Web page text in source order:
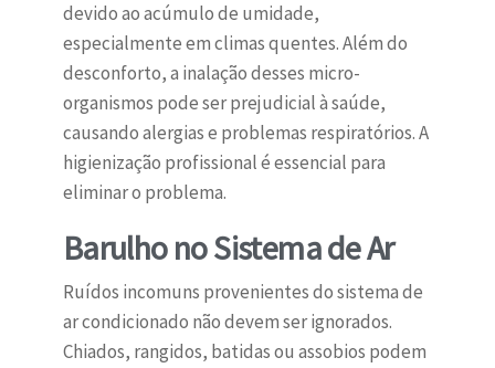
devido ao acúmulo de umidade,
especialmente em climas quentes. Além do
desconforto, a inalação desses micro-
organismos pode ser prejudicial à saúde,
causando alergias e problemas respiratórios. A
higienização profissional é essencial para
eliminar o problema.
Barulho no Sistema de Ar
Ruídos incomuns provenientes do sistema de
ar condicionado não devem ser ignorados.
Chiados, rangidos, batidas ou assobios podem